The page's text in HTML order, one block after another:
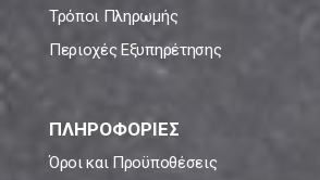
Τρόποι Πληρωμής
Περιοχές Εξυπηρέτησης
ΠΛΗΡΟΦΟΡΙΕΣ
Όροι και Προϋποθέσεις